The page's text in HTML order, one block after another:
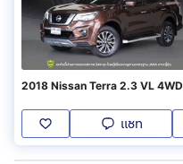
2018 Nissan Terra 2.3 VL 4WD
แชท